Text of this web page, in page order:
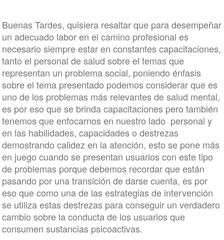
Buenas Tardes, quisiera resaltar que para desempeñar
un adecuado labor en el camino profesional es
necesario siempre estar en constantes capacitaciones,
tanto el personal de salud sobre el temas que
representan un problema social, poniendo énfasis
sobre el tema presentado podemos considerar que es
uno de los problemas más relevantes de salud mental,
es por eso que se brinda capacitaciones pero también
tenemos que enfocarnos en nuestro lado personal y
en las habilidades, capacidades o destrezas
demostrando calidez en la atención, esto se pone más
en juego cuando se presentan usuarios con este tipo
de problemas porque debemos recordar que están
pasando por una transición de darse cuenta, es por
eso que como una de las estrategias de intervención
se utiliza estas destrezas para conseguir un verdadero
cambio sobre la conducta de los usuarios que
consumen sustancias psicoactivas.